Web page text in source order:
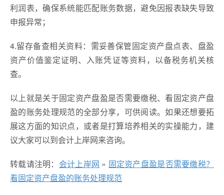
利润表，确保系统能匹配账务数据，避免因报表缺失导致
申报异常；
4.留存备查相关资料：需妥善保管固定资产盘点表、盘盈
资产价值鉴定证明、入账凭证等资料，以备税务机关核
查。
以上就是关于固定资产盘盈是否需要缴税、看固定资产盘
盈的账务处理规范的全部分享，可供阅读。如果还想要拓
展这方面的知识点，或者是打算培养相关的实操能力，建
议大家可以到会计上岸网来咨询。
转载请注明： 会计上岸网 » 固定资产盘盈是否需要缴税？
看固定资产盘盈的账务处理规范